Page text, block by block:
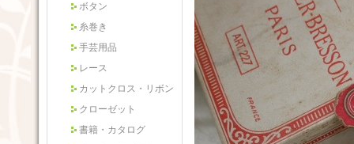
ボタン
糸巻き
手芸用品
レース
カットクロス・リボン
クローゼット
書籍・カタログ